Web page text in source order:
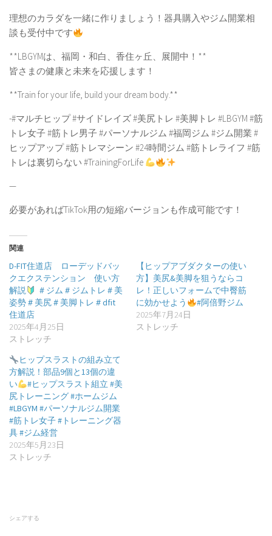
理想のカラダを一緒に作りましょう！器具購入やジム開業相
談も受付中です
**LBGYMは、福岡・和白、香住ヶ丘、展開中！**
皆さまの健康と未来を応援します！
**Train for your life, build your dream body.**
-#マルチヒップ #サイドレイズ #美尻トレ #美脚トレ #LBGYM #筋
トレ女子 #筋トレ男子 #パーソナルジム #福岡ジム #ジム開業 #
ヒップアップ #筋トレマシーン #24時間ジム #筋トレライフ #筋
トレは裏切らない #TrainingForLife
—
必要があればTikTok用の短縮バージョンも作成可能です！
関連
D-FIT住道店 ローデッドバッ
クエクステンション 使い方
解説
＃ジム＃ジムトレ＃美
姿勢＃美尻＃美脚トレ＃dfit
住道店
2025年4月25日
ストレッチ
【ヒップアブダクターの使い
方】美尻&美脚を狙うならコ
レ！正しいフォームで中臀筋
に効かせよう
#阿倍野ジム
2025年7月24日
ストレッチ
ヒップスラストの組み立て
方解説！部品9個と13個の違
い
#ヒップスラスト組立 #美
尻トレーニング #ホームジム
#LBGYM #パーソナルジム開業
#筋トレ女子 #トレーニング器
具 #ジム経営
2025年5月23日
ストレッチ
シェアする